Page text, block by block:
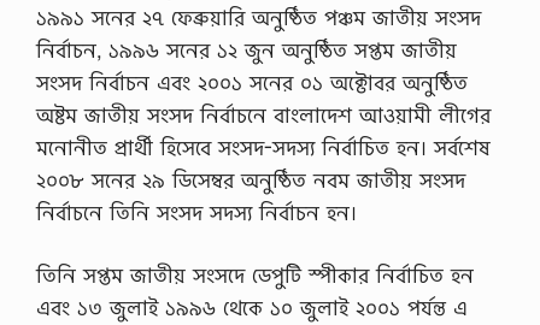
১৯৯১ সনের ২৭ ফেব্রুয়ারি অনুষ্ঠিত পঞ্চম জাতীয় সংসদ
নির্বাচন, ১৯৯৬ সনের ১২ জুন অনুষ্ঠিত সপ্তম জাতীয়
সংসদ নির্বাচন এবং ২০০১ সনের ০১ অক্টোবর অনুষ্ঠিত
অষ্টম জাতীয় সংসদ নির্বাচনে বাংলাদেশ আওয়ামী লীগের
মনোনীত প্রার্থী হিসেবে সংসদ-সদস্য নির্বাচিত হন। সর্বশেষ
২০০৮ সনের ২৯ ডিসেম্বর অনুষ্ঠিত নবম জাতীয় সংসদ
নির্বাচনে তিনি সংসদ সদস্য নির্বাচন হন।
তিনি সপ্তম জাতীয় সংসদে ডেপুটি স্পীকার নির্বাচিত হন
এবং ১৩ জুলাই ১৯৯৬ থেকে ১০ জুলাই ২০০১ পর্যন্ত এ